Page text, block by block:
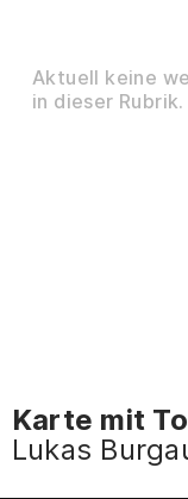
Aktuell keine
in dieser Rubrik.
Karte mit
Lukas